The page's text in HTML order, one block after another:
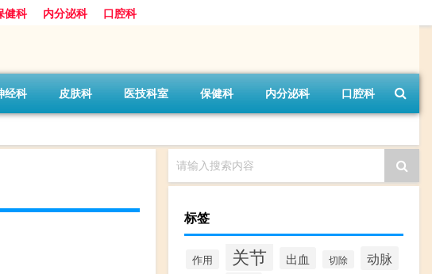
健科 内分泌科 口腔科
经科 皮肤科 医技科室 保健科 内分泌科 口腔科
请输入搜索内容
标签
作用 关节 出血 切除 动脉